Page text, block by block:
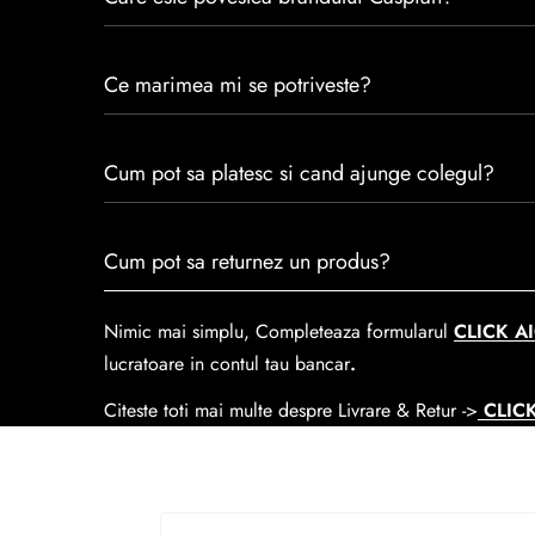
satisfacția clienților.Fiecare pereche de
Ce marimea mi se potriveste?
Cum pot sa platesc si cand ajunge colegul?
predare laEasybox-ul Emag.
Cosul de livrareeste 15 lei pentru o comanda mai
Cum pot sa returnez un produs?
Nimic mai simplu, Completeaza formularul CLICK
lucratoare in contul tau bancar.
Citeste toti mai multe despre Livrare & Retur ->